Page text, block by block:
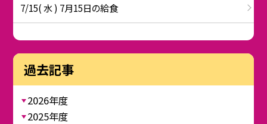
7/15( 水 ) 7月15日の給食
過去記事
2026年度
2025年度